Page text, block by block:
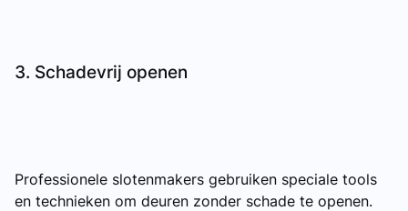
3. Schadevrij openen
Professionele slotenmakers gebruiken speciale tools
en technieken om deuren zonder schade te openen.